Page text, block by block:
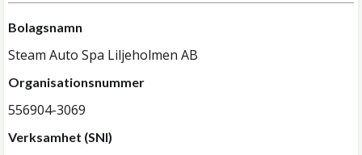
Bolagsnamn
Steam Auto Spa Liljeholmen AB
Organisationsnummer
556904-3069
Verksamhet (SNI)